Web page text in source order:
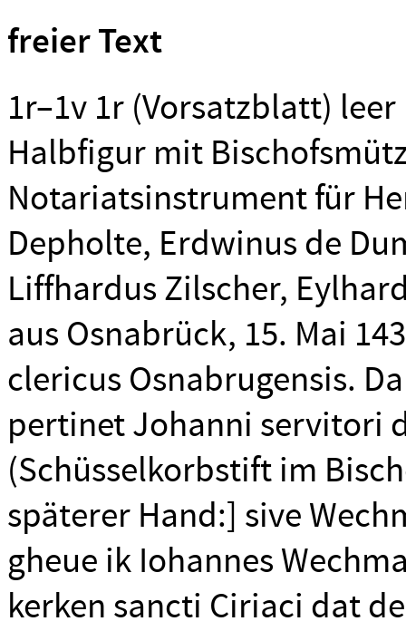
freier Text
1r–1v 1r (Vorsatzblatt)
Halbfigur mit
Notariatsinstrument für
Depholte, Erdwinus de
Liffhardus Zilscher,
aus Osnabrück, 15. Mai
clericus Osnabrugensis.
pertinet Johanni servitori
(Schüsselkorbstift im
späterer Hand:] sive
gheue ik Iohannes
kerken sancti Ciriaci dat